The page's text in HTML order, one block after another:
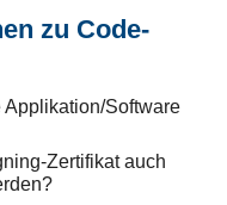
zu Code-
Applikation/Software
Zertifikat auch